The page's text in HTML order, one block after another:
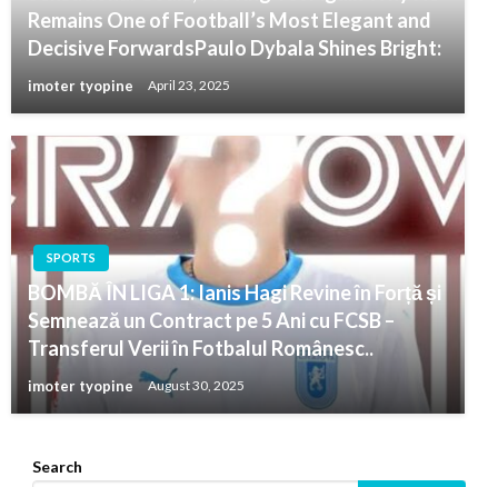
Remains One of Football’s Most Elegant and
Decisive ForwardsPaulo Dybala Shines Bright:
imoter tyopine April 23, 2025
SPORTS
BOMBĂ ÎN LIGA 1: Ianis Hagi Revine în Forță și
Semnează un Contract pe 5 Ani cu FCSB –
Transferul Verii în Fotbalul Românesc..
imoter tyopine August 30, 2025
Search